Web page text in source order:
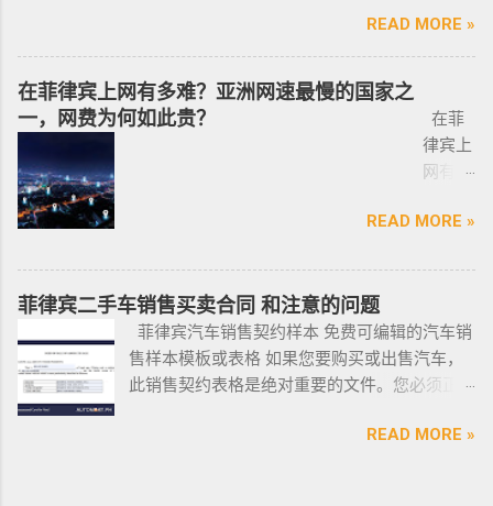
优先使用TG免验证，咨询请主动告知咨询项
目，菲律宾MAKATI 实体公司，客户 隐私保护
安全 可靠，可以安排工作人员上门取...
8 小
飞机
998 菲
律宾马
尼拉
——移
民局
民，他
们只能
在 3 月
态。 ●菲律宾998不动产机构 998 Real Estate
长期紧密协作知名的菲律宾各大地产开发商以
及合规中介资源公司为主要合作伙伴，集合更
多资源，能针对外国投资者提供从不动产精
产养护 等全方位管理服务； 菲律宾998不动产
断提升客户体验，推动菲律宾行业的进步，让
房产交易变得更加轻松和愉悦！ ●我们珍惜每一
位客户的托付，客户的信赖是我们最大的动
力。 任何关于菲律宾房产买卖 交易 相关的问题
欢迎咨询 我们 Telegram 电报 @VBW777 但随
复，预计今年供应将再次强劲增长。事实上，
印尼办
亚出发
前往印
尼办理
印尼办
理印尼
签证？
出发前
Pre-Arranged Employment Visa SERVICE PHILIPPINES Special
Investor’s Resident Visa SERVICE PHILIPPINES Special
Resident Retiree’s Visa SERVICE It’s Business Permit Renewal
Time for 2022 PHILIPPINES PHILIPPINES Business Structures
and Entities SERVICE PHILIPPINES Office Setup Services
PHILIPPINES Human Resources Consulting SERVICE
PHILIPPINES Call Center and BPO Setup SERVICE PHILIPPINES
Recruitment & Executive Search Services PHILIPPINES Tax
SERVICE PHILIPPINES Labor Consulting SERVICE PHILIPPINES
Setting-Up a Representative Office SERVICE PHILIPPINES
Forming a Corporation service PHILIPPINES Visa and
Immigration Service PHILIPPINES Sole Proprietorship Busin...
READ MORE »
在菲律宾上网有多难？亚洲网速最慢的国家之
一，网费为何如此贵？
在菲
律宾上
网有多
为一名
律宾有
游学经
验的小
编，我
方面还
READ MORE »
菲律宾二手车销售买卖合同 和注意的问题
菲律宾汽车销售契约样本 免费可编辑的汽车销
售样本模板或表格 如果您要购买或出售汽车，
此销售契约表格是绝对重要的文件。您必须正
可以为您将来节省大量工作和头痛。这是一个
READ MORE »